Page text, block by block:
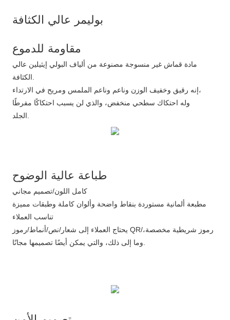
مادة قماش غير منسوجة مصنوعة من ألياف البولي إيثيلين عالي
إنه رقيق وخفيف الوزن وناعم وناعم الملمس ومريح في الارتداء،
وله احتكاك سطحي منخفض، والذي لن يسبب احتكاكًا مفرطًا
طباعة عالية الوضوح
كامل اللون/تصميم مجاني
مطبعة ألمانية مستوردة بنقاط واضحة وألوان كاملة وطبقات مميزة
تناسب العملاء
يحتاج العملاء إلى شعار/نص/أنماط/رموز QR/رموز شريطية مخصصة،
وما إلى ذلك، والتي يمكن أيضًا تصميمها مجانًا.